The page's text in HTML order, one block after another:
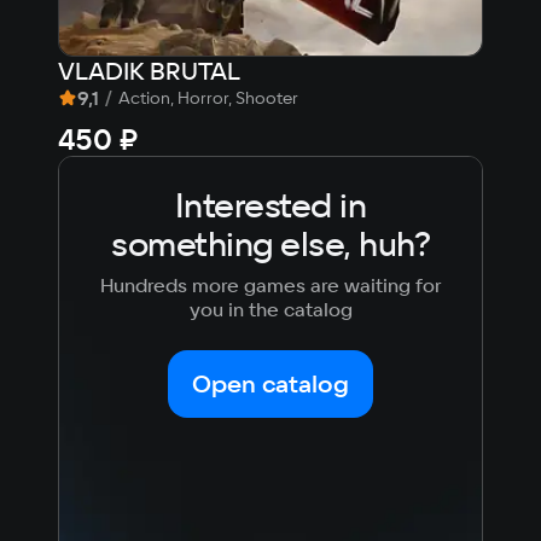
Windows 11
Processor
Intel Core i5
Memory
16 GB
5.6 GB
VLADIK BRUTAL
9,1 / Action, Horror, Shooter
450 ₽
Interested in
something else, huh?
Hundreds more games are waiting for
you in the catalog
Open catalog